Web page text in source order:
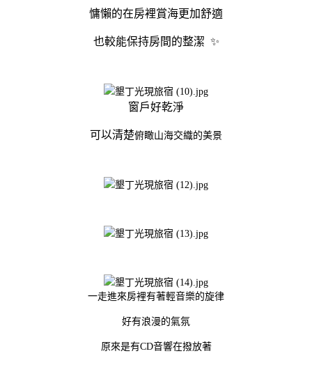
慵懶的在房裡賞海更加舒適
也較能保持房間的整潔 ✨
窗戶好乾淨
可以清楚俯瞰山海交織的美景
一走進來房裡有著輕音樂的旋律
好有浪漫的氣氛
原來是有CD音響在撥放著